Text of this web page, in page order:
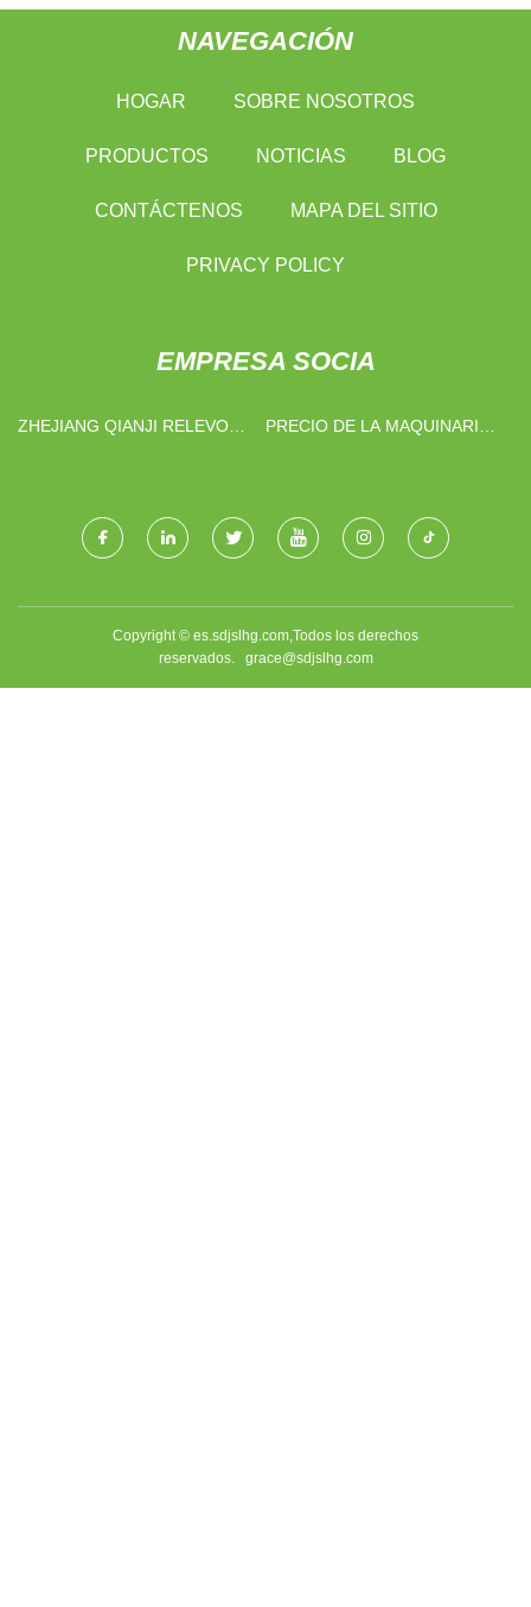
NAVEGACIÓN
HOGAR SOBRE NOSOTROS
PRODUCTOS NOTICIAS BLOG
CONTÁCTENOS MAPA DEL SITIO
PRIVACY POLICY
EMPRESA SOCIA
ZHEJIANG QIANJI RELEVO
PRECIO DE LA MAQUINARIA
Copyright © es.sdjslhg.com,Todos los derechos
reservados. grace@sdjslhg.com